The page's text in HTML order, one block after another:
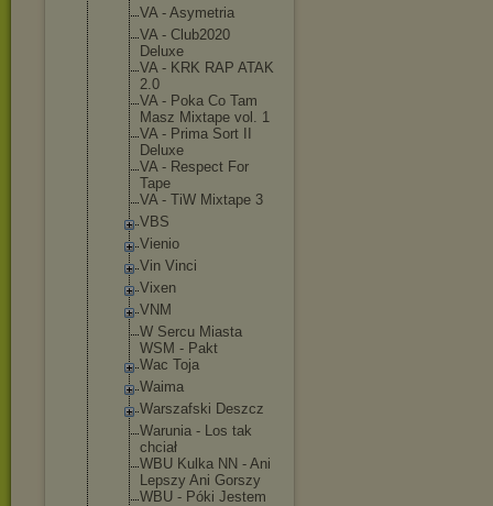
VA - Asymetria
VA - Club2020
Deluxe
VA - KRK RAP ATAK
2.0
VA - Poka Co Tam
Masz Mixtape vol. 1
VA - Prima Sort II
Deluxe
VA - Respect For
Tape
VA - TiW Mixtape 3
VBS
Vienio
Vin Vinci
Vixen
VNM
W Sercu Miasta
WSM - Pakt
Wac Toja
Waima
Warszafski Deszcz
Warunia - Los tak
chciał
WBU Kulka NN - Ani
Lepszy Ani Gorszy
WBU - Póki Jestem